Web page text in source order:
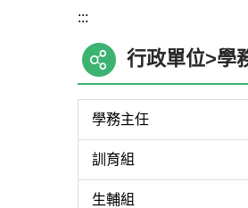
:::
行政單位>學
學務主任
訓育組
生輔組